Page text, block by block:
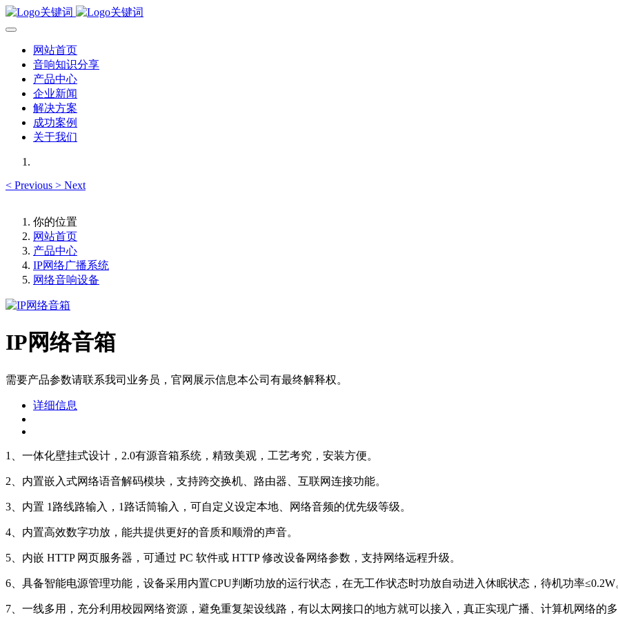
网站首页
音响知识分享
产品中心
企业新闻
解决方案
成功案例
关于我们
< Previous > Next
你的位置
网站首页
产品中心
IP网络广播系统
网络音响设备
IP网络音箱
​需要产品参数请联系我司业务员，官网展示信息本公司有最终解释权。
详细信息
1、一体化壁挂式设计，2.0有源音箱系统，精致美观，工艺考究，安装方便。
2、内置嵌入式网络语音解码模块，支持跨交换机、路由器、互联网连接功能。
3、内置 1路线路输入，1路话筒输入，可自定义设定本地、网络音频的优先级等级。
4、内置高效数字功放，能共提供更好的音质和顺滑的声音。
5、内嵌 HTTP 网页服务器，可通过 PC 软件或 HTTP 修改设备网络参数，支持网络远程升级。
6、具备智能电源管理功能，设备采用内置CPU判断功放的运行状态，在无工作状态时功放自动进入休眠状态，待机功率≤0.2W
7、一线多用，充分利用校园网络资源，避免重复架设线路，有以太网接口的地方就可以接入，真正实现广播、计算机网络的多